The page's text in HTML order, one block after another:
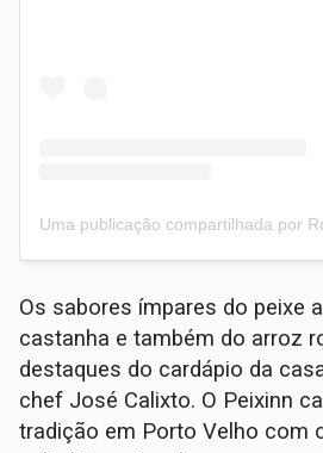
Os sabores ímpares do peixe
castanha e também do arroz
destaques do cardápio da
chef José Calixto. O Peixinn
tradição em Porto Velho com